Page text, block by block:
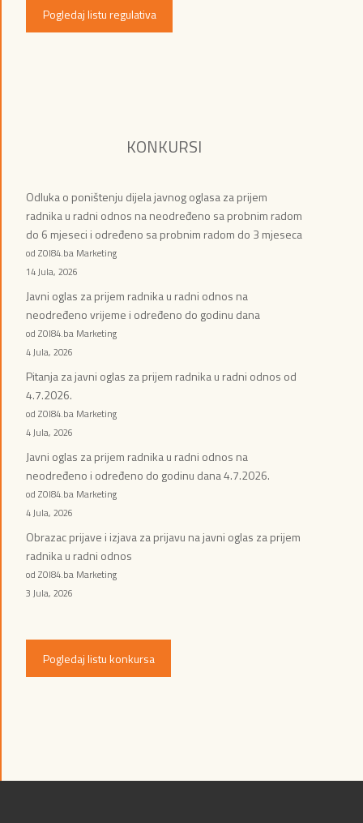
Pogledaj listu regulativa
KONKURSI
Odluka o poništenju dijela javnog oglasa za prijem
radnika u radni odnos na neodređeno sa probnim radom
do 6 mjeseci i određeno sa probnim radom do 3 mjeseca
od ZOI84.ba Marketing
14 Jula, 2026
Javni oglas za prijem radnika u radni odnos na
neodređeno vrijeme i određeno do godinu dana
od ZOI84.ba Marketing
4 Jula, 2026
Pitanja za javni oglas za prijem radnika u radni odnos od
4.7.2026.
od ZOI84.ba Marketing
4 Jula, 2026
Javni oglas za prijem radnika u radni odnos na
neodređeno i određeno do godinu dana 4.7.2026.
od ZOI84.ba Marketing
4 Jula, 2026
Obrazac prijave i izjava za prijavu na javni oglas za prijem
radnika u radni odnos
od ZOI84.ba Marketing
3 Jula, 2026
Pogledaj listu konkursa